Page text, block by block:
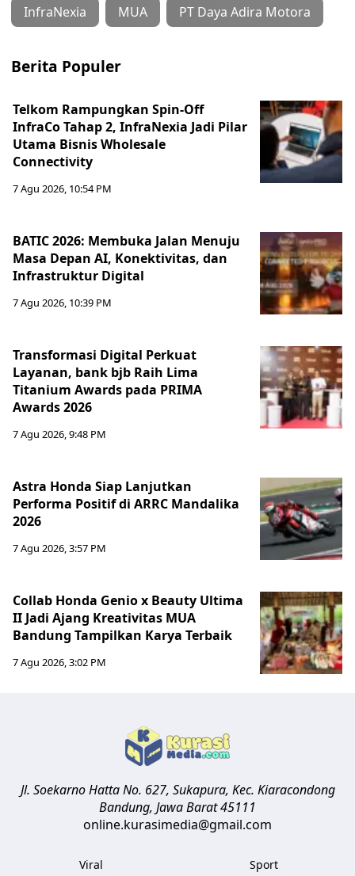
InfraNexia MUA PT Daya Adira Motora
Berita Populer
Telkom Rampungkan Spin-Off
InfraCo Tahap 2, InfraNexia Jadi Pilar
Utama Bisnis Wholesale
Connectivity
7 Agu 2026, 10:54 PM
BATIC 2026: Membuka Jalan Menuju
Masa Depan AI, Konektivitas, dan
Infrastruktur Digital
7 Agu 2026, 10:39 PM
Transformasi Digital Perkuat
Layanan, bank bjb Raih Lima
Titanium Awards pada PRIMA
Awards 2026
7 Agu 2026, 9:48 PM
Astra Honda Siap Lanjutkan
Performa Positif di ARRC Mandalika
2026
7 Agu 2026, 3:57 PM
Collab Honda Genio x Beauty Ultima
II Jadi Ajang Kreativitas MUA
Bandung Tampilkan Karya Terbaik
7 Agu 2026, 3:02 PM
Jl. Soekarno Hatta No. 627, Sukapura, Kec. Kiaracondong
Bandung, Jawa Barat45111
online.kurasimedia@gmail.com
Viral Sport